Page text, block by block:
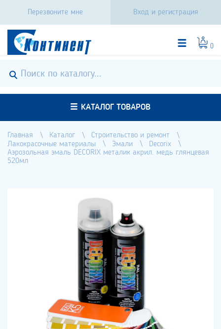
Перезвоните мне Вход и регистрация
0
КАТАЛОГ ТОВАРОВ
Главная Каталог
Строительство и ремонт
Лакокрасочные материалы
Эмали
Decorix
Аэрозольная эмаль DECORIX металик акрил. медь глянцевая
520мл